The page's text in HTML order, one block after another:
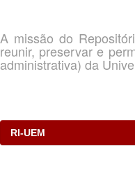
A missão do
reunir, preservar e
administrativa) da
RI-UEM